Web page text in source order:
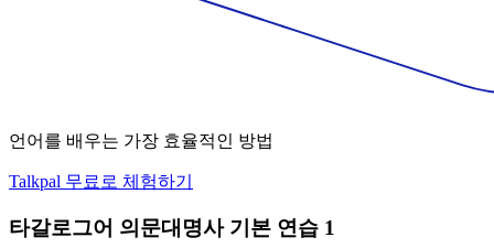
언어를 배우는 가장 효율적인 방법
Talkpal 무료로 체험하기
타갈로그어 의문대명사 기본 연습 1